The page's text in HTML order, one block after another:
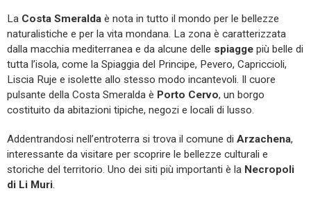
La Costa Smeralda è nota in tutto il mondo per le bellezze
naturalistiche e per la vita mondana. La zona è caratterizzata
dalla macchia mediterranea e da alcune delle spiagge più belle di
tutta l’isola, come la Spiaggia del Principe, Pevero, Capriccioli,
Liscia Ruje e isolette allo stesso modo incantevoli. Il cuore
pulsante della Costa Smeralda è Porto Cervo, un borgo
costituito da abitazioni tipiche, negozi e locali di lusso.
Addentrandosi nell’entroterra si trova il comune di Arzachena,
interessante da visitare per scoprire le bellezze culturali e
storiche del territorio. Uno dei siti più importanti è la Necropoli
di Li Muri.